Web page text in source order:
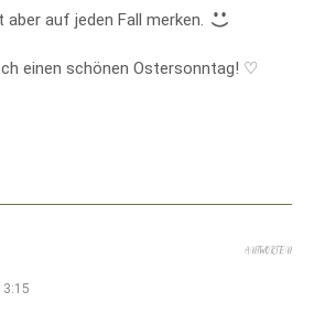
auf jeden Fall merken.
einen schönen Ostersonntag! ♡
ANTWORTEN